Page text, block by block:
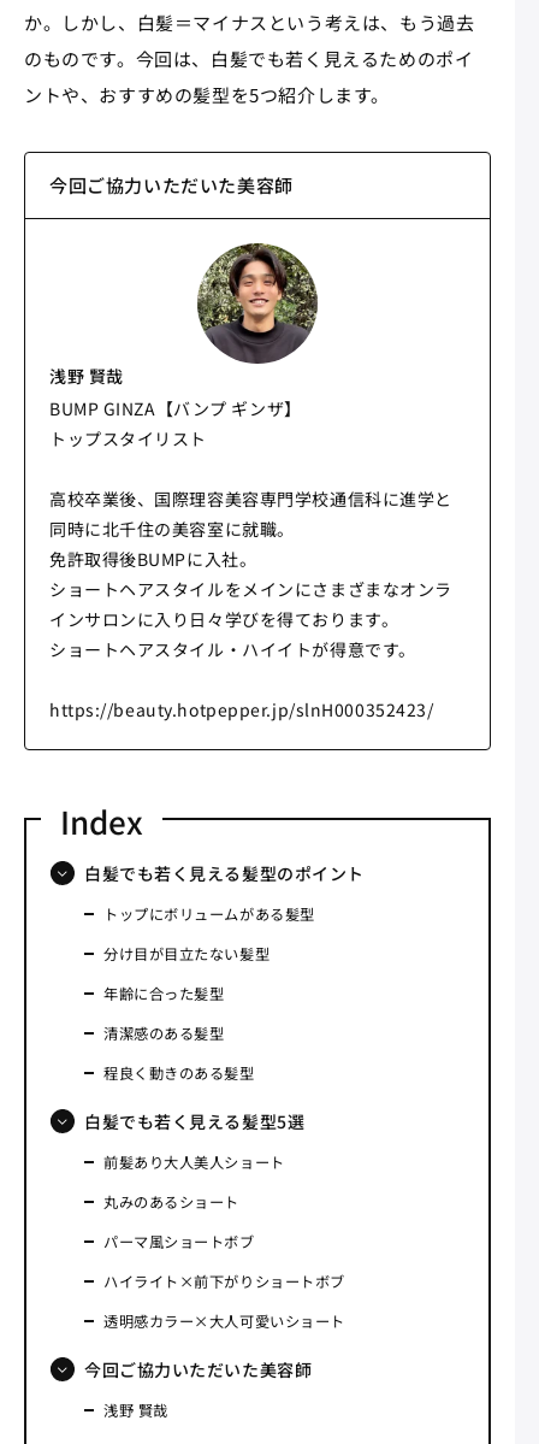
か。しかし、白髪＝マイナスという考えは、もう過去
のものです。今回は、白髪でも若く見えるためのポイ
ントや、おすすめの髪型を5つ紹介します。
今回ご協力いただいた美容師
浅野 賢哉
BUMP GINZA【バンプ ギンザ】
トップスタイリスト
高校卒業後、国際理容美容専門学校通信科に進学と
同時に北千住の美容室に就職。
免許取得後BUMPに入社。
ショートヘアスタイルをメインにさまざまなオンラ
インサロンに入り日々学びを得ております。
ショートヘアスタイル・ハイイトが得意です。
https://beauty.hotpepper.jp/slnH000352423/
白髪でも若く見える髪型のポイント
トップにボリュームがある髪型
分け目が目立たない髪型
年齢に合った髪型
清潔感のある髪型
程良く動きのある髪型
白髪でも若く見える髪型5選
前髪あり大人美人ショート
丸みのあるショート
パーマ風ショートボブ
ハイライト×前下がりショートボブ
透明感カラー×大人可愛いショート
今回ご協力いただいた美容師
浅野 賢哉